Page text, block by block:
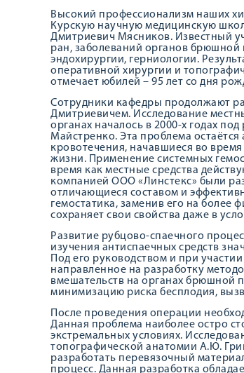
Высокий профессионализм наших
Курскую научную медицинскую
Дмитриевич Мясников. Известный
ран, заболеваний органов брюшной
эндохирургии, герниологии.
оперативной хирургии и
отмечает юбилей – 95 лет со дня
Сотрудники кафедры продолжают
Дмитриевичем. Исследование
органах началось в 2000-х годах
Майстренко. Эта проблема
кровотечения, начавшиеся во
жизни. Применение системных
время как местные средства
компанией ООО «Линстекс» были
отличающиеся составом и
гемостатика, заменив его на более
сохраняет свои свойства даже в
Развитие рубцово-спаечного
изучения антиспаечных средств
Под его руководством и при
направленное на разработку
вмешательств на органах брюшной
минимизацию риска бесплодия,
После проведения операции
Данная проблема наиболее остро
экстремальных условиях.
топографической анатомии А.Ю.
разработать перевязочный
процесс. Данная разработка